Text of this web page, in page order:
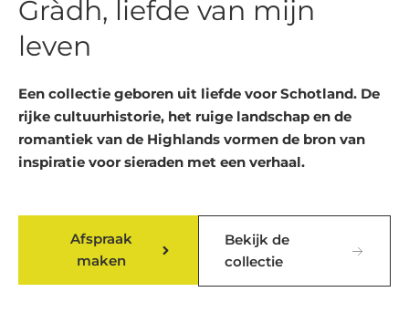
Gràdh, liefde van mijn
leven
Een collectie geboren uit liefde voor Schotland. De
rijke cultuurhistorie, het ruige landschap en de
romantiek van de Highlands vormen de bron van
inspiratie voor sieraden met een verhaal.
Afspraak
maken
Bekijk de
collectie